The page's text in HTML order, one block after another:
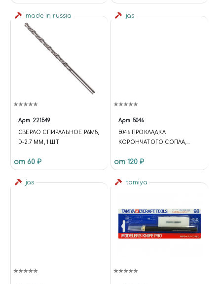
КИСЛОТО-
СТОЙКИЙ,АНТИСТ)
made in russia
Арт. 221549
СВЕРЛО СПИРАЛЬНОЕ Р6М5,
D-2.7 ММ, 1 ШТ
от 60 ₽
jas
Арт. 5046
5046 ПРОКЛАДКА
КОРОНЧАТОГО СОПЛА,
от 120 ₽
jas tamiya